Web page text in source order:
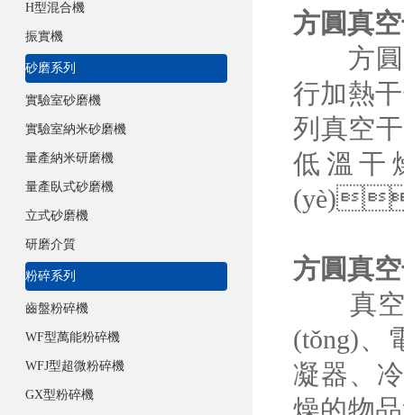
H型混合機
振實機
砂磨系列
實驗室砂磨機
實驗室納米砂磨機
量產納米研磨機
量產臥式砂磨機
立式砂磨機
研磨介質
粉碎系列
齒盤粉碎機
WF型萬能粉碎機
WFJ型超微粉碎機
GX型粉碎機
方圓真
方圓系
行加熱干
列真空
低溫干燥
方圓真
真空干
(tǒng)、
凝器